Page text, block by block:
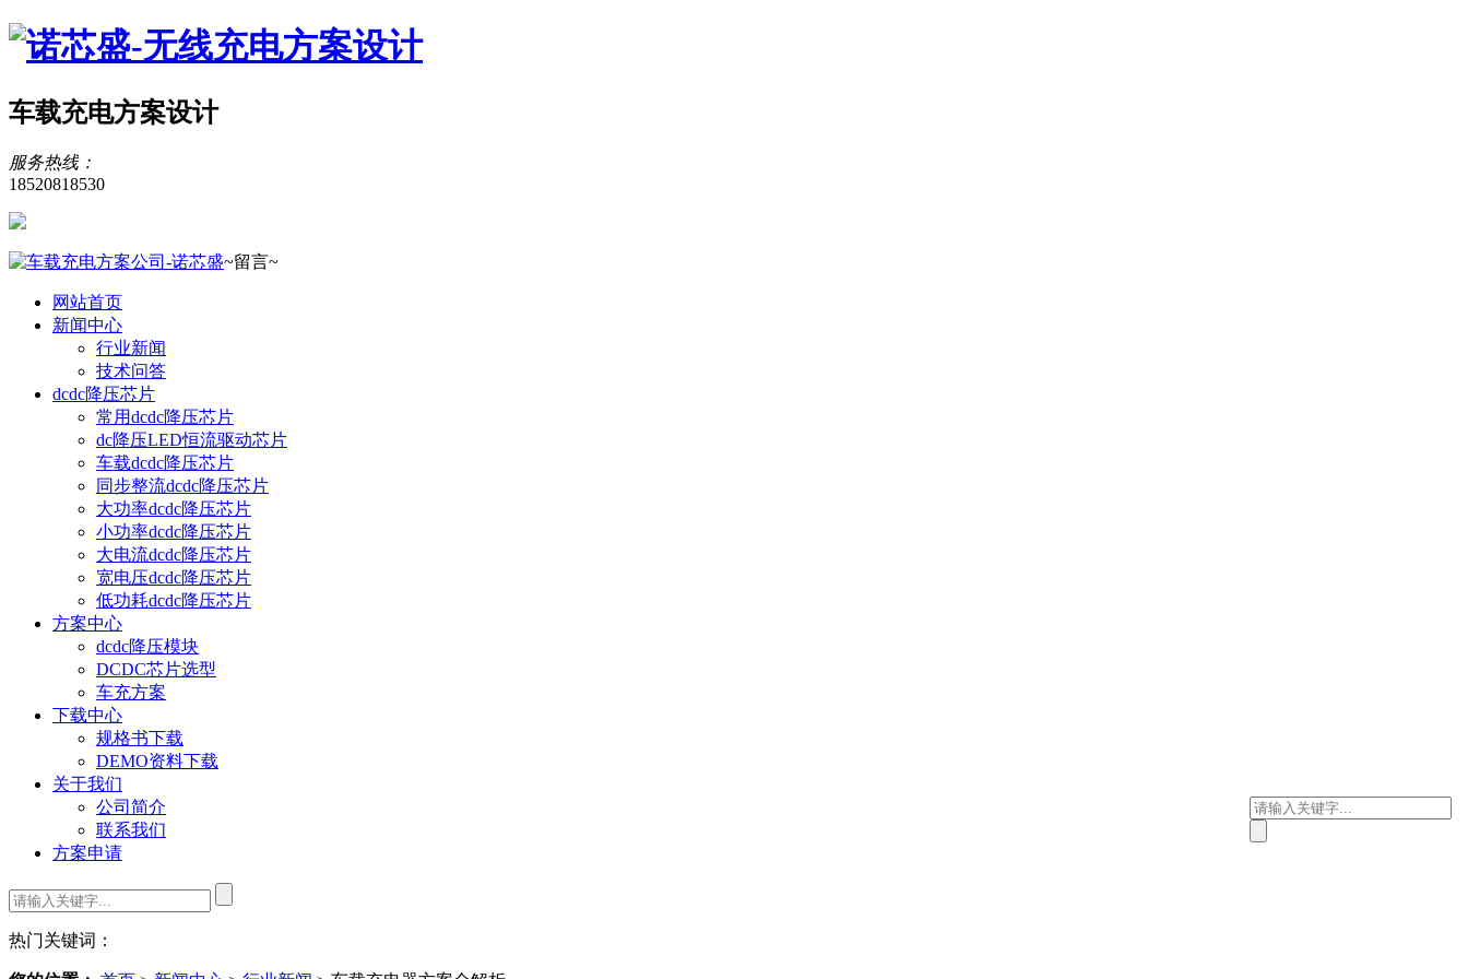
车载充电方案设计
服务热线：
18520818530
~留言~
网站首页
新闻中心
行业新闻
技术问答
dcdc降压芯片
常用dcdc降压芯片
dc降压LED恒流驱动芯片
车载dcdc降压芯片
同步整流dcdc降压芯片
大功率dcdc降压芯片
小功率dcdc降压芯片
大电流dcdc降压芯片
宽电压dcdc降压芯片
低功耗dcdc降压芯片
方案中心
dcdc降压模块
DCDC芯片选型
车充方案
下载中心
规格书下载
DEMO资料下载
关于我们
公司简介
联系我们
方案申请
热门关键词：